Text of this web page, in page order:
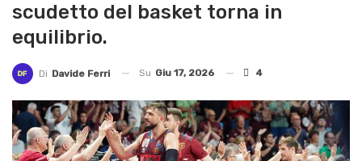
scudetto del basket torna in
equilibrio.
Di Davide Ferri Su Giu 17, 2026 4